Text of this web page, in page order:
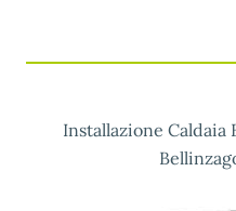
Installazione Caldaia